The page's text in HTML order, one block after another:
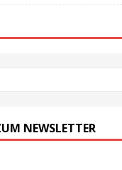
NEWSLETTER